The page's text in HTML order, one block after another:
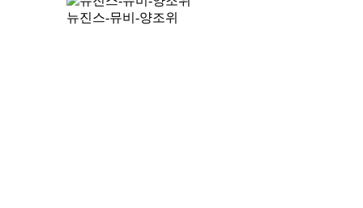
뉴진스-뮤비-양조위